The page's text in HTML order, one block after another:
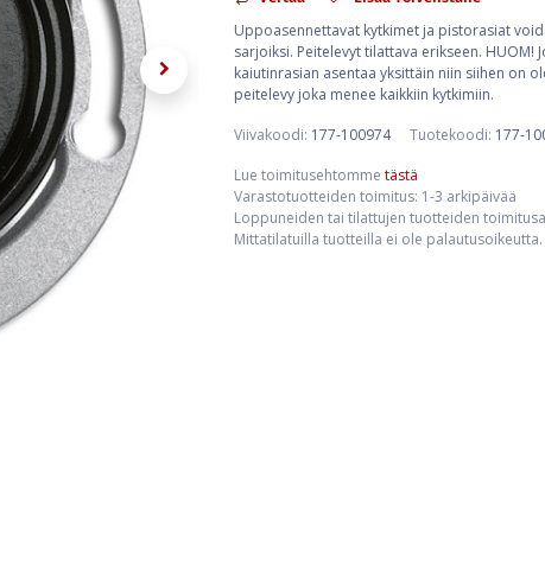
Uppoasennettavat kytkimet ja pistorasiat
sarjoiksi. Peitelevyt tilattava erikseen.
kaiutinrasian asentaa yksittäin niin siihen on
peitelevy joka menee kaikkiin kytkimiin.
Viivakoodi: 177-100974 Tuotekoodi: 177-
Lue toimitusehtomme tästä
Varastotuotteiden toimitus: 1-3 arkipäivää
Loppuneiden tai tilattujen tuotteiden
Mittatilatuilla tuotteilla ei ole palautusoikeutta.